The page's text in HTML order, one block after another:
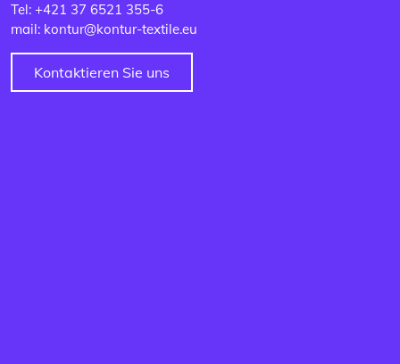
Tel: +421 37 6521 355-6
mail: kontur@kontur-textile.eu
Kontaktieren Sie uns